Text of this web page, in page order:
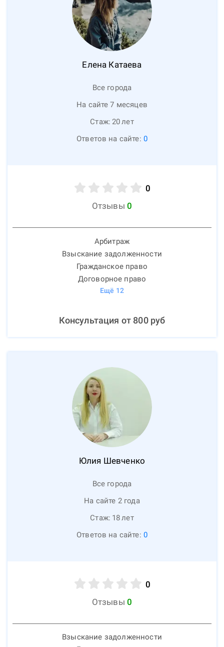
Елена Катаева
Все города
На сайте 7 месяцев
Стаж: 20лет
Ответов на сайте: 0
0
Отзывы 0
Арбитраж
Взыскание задолженности
Гражданское право
Договорное право
Ещё 12
Консультация от 800руб
Юлия Шевченко
Все города
На сайте 2 года
Стаж: 18лет
Ответов на сайте: 0
0
Отзывы 0
Взыскание задолженности